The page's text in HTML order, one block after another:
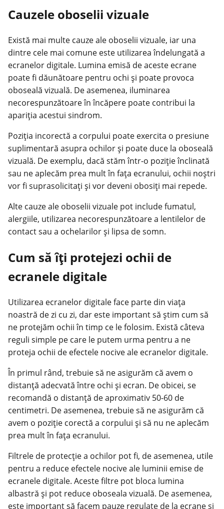
Cauzele oboselii vizuale
Există mai multe cauze ale oboselii vizuale, iar una
dintre cele mai comune este utilizarea îndelungată a
ecranelor digitale. Lumina emisă de aceste ecrane
poate fi dăunătoare pentru ochi și poate provoca
oboseală vizuală. De asemenea, iluminarea
necorespunzătoare în încăpere poate contribui la
apariția acestui sindrom.
Poziția incorectă a corpului poate exercita o presiune
suplimentară asupra ochilor și poate duce la oboseală
vizuală. De exemplu, dacă stăm într-o poziție înclinată
sau ne aplecăm prea mult în fața ecranului, ochii noștri
vor fi suprasolicitați și vor deveni obosiți mai repede.
Alte cauze ale oboselii vizuale pot include fumatul,
alergiile, utilizarea necorespunzătoare a lentilelor de
contact sau a ochelarilor și lipsa de somn.
Cum să îți protejezi ochii de
ecranele digitale
Utilizarea ecranelor digitale face parte din viața
noastră de zi cu zi, dar este important să știm cum să
ne protejăm ochii în timp ce le folosim. Există câteva
reguli simple pe care le putem urma pentru a ne
proteja ochii de efectele nocive ale ecranelor digitale.
În primul rând, trebuie să ne asigurăm că avem o
distanță adecvată între ochi și ecran. De obicei, se
recomandă o distanță de aproximativ 50-60 de
centimetri. De asemenea, trebuie să ne asigurăm că
avem o poziție corectă a corpului și să nu ne aplecăm
prea mult în fața ecranului.
Filtrele de protecție a ochilor pot fi, de asemenea, utile
pentru a reduce efectele nocive ale luminii emise de
ecranele digitale. Aceste filtre pot bloca lumina
albastră și pot reduce oboseala vizuală. De asemenea,
este important să facem pauze regulate de la ecrane și